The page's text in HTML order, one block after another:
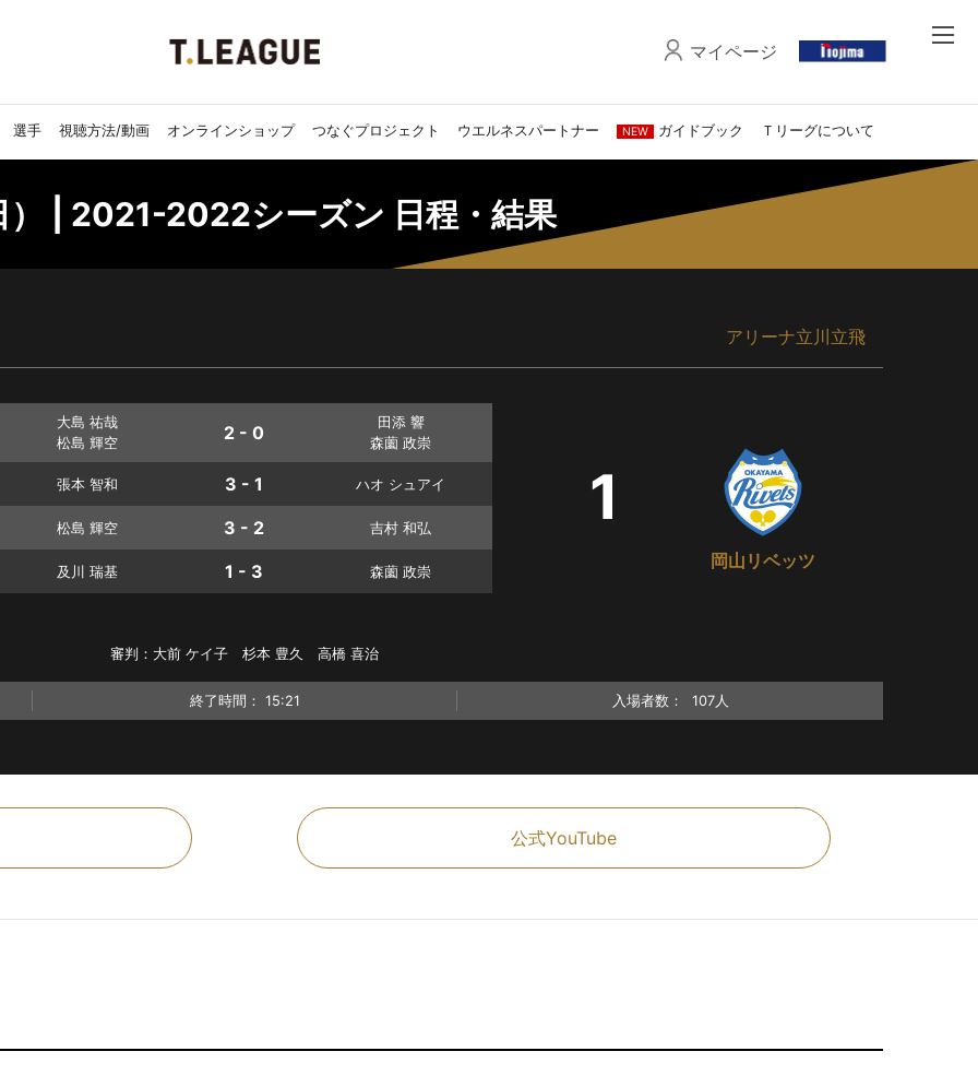
マイページ
選手 視聴方法/動画 オンラインショップ つなぐプロジェクト ウエルネスパートナー NEW ガイドブック Ｔリーグについて
| 2021-2022シーズン 日程・結果
アリーナ立川立飛
大島 祐哉
松島 輝空
2 - 0
田添 響
森薗 政崇
張本 智和 3 - 1 ハオ シュアイ
松島 輝空 3 - 2 吉村 和弘
及川 瑞基 1 - 3 森薗 政崇 岡山リベッツ
1
審判：大前 ケイ子 杉本 豊久 高橋 喜治
終了時間： 15:21 入場者数： 107人
公式YouTube